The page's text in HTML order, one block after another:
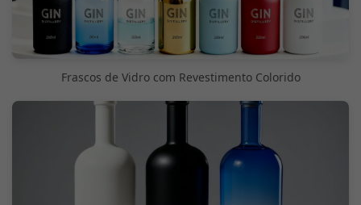
Frascos de Vidro com Revestimento Colorido